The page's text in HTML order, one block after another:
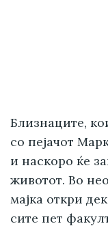
Близнаците,
со пејачот
и наскоро ќе
животот. Во
мајка откри
сите пет